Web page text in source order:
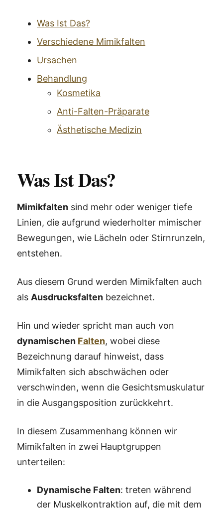
Was Ist Das?
Verschiedene Mimikfalten
Ursachen
Behandlung
Kosmetika
Anti-Falten-Präparate
Ästhetische Medizin
Was Ist Das?
Mimikfalten sind mehr oder weniger tiefe
Linien, die aufgrund wiederholter mimischer
Bewegungen, wie Lächeln oder Stirnrunzeln,
entstehen.
Aus diesem Grund werden Mimikfalten auch
als Ausdrucksfalten bezeichnet.
Hin und wieder spricht man auch von
dynamischen Falten, wobei diese
Bezeichnung darauf hinweist, dass
Mimikfalten sich abschwächen oder
verschwinden, wenn die Gesichtsmuskulatur
in die Ausgangsposition zurückkehrt.
In diesem Zusammenhang können wir
Mimikfalten in zwei Hauptgruppen
unterteilen:
Dynamische Falten: treten während
der Muskelkontraktion auf, die mit dem